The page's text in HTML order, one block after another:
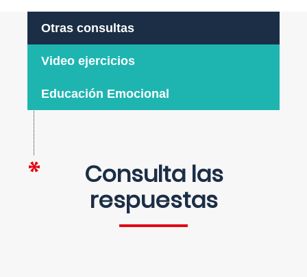
Otras consultas
Video ejercicios
Educación Emocional
Consulta las
respuestas